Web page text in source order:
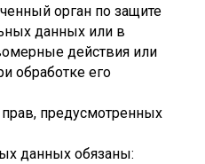
орган по защите
данных или в
действия или
обработке его
предусмотренных
данных обязаны: